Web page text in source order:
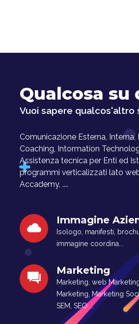
Qualcosa su
Vuoi sapere qualcos'altro
Comunicazione Esterna, Interna,
Coaching, Intormation
Assistenza tecnica per Enti ed
programmi verticalizzati lato
Accademy, ....
Immagine
Isologo, manifesti,
immagine coordina...
Marketing
Marketing, web
Marketing, Marketing
SEM, SEO ...